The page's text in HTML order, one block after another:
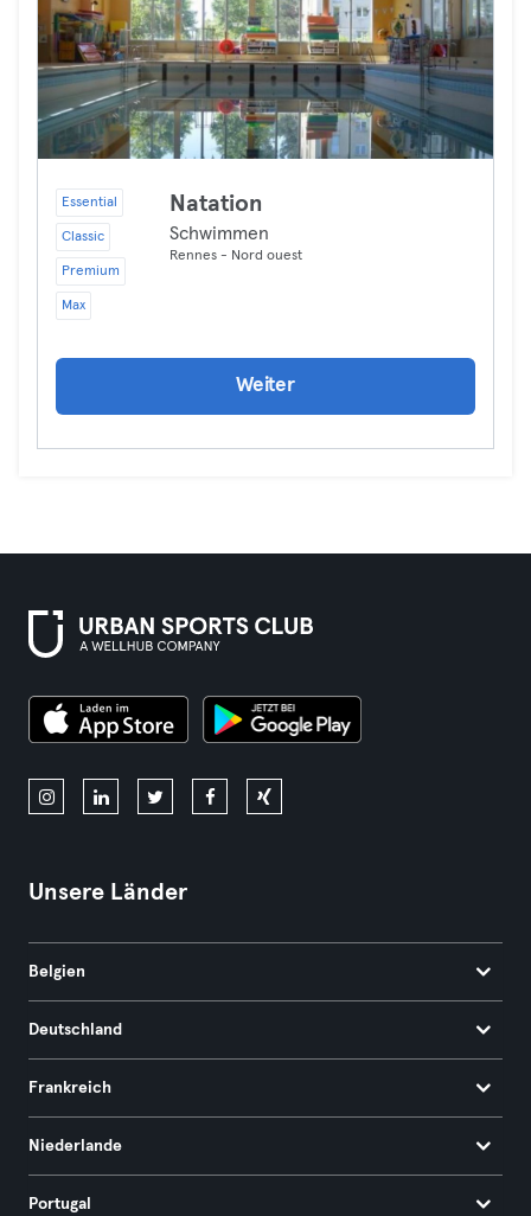
Essential
Classic
Premium
Max
Natation
Schwimmen
Rennes - Nord ouest
Weiter
Unsere Länder
Belgien
Deutschland
Frankreich
Niederlande
Portugal